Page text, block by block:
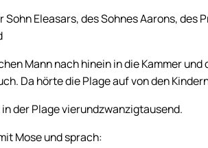
Sohn Eleasars, des Sohnes Aarons,
Mann nach hinein in die Kammer
Da hörte die Plage auf von den
der Plage vierundzwanzigtausend.
Mose und sprach: